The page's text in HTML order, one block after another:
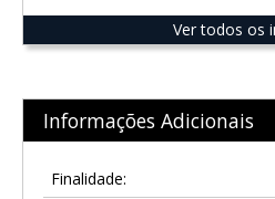
Ver todos os
Informações Adicionais
Finalidade: